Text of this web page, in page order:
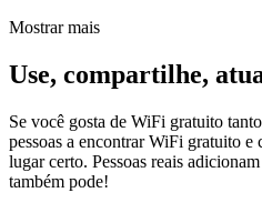
Mostrar mais
Use, compartilhe,
Se você gosta de WiFi gratuito
pessoas a encontrar WiFi gratuito e
lugar certo. Pessoas reais
também pode!